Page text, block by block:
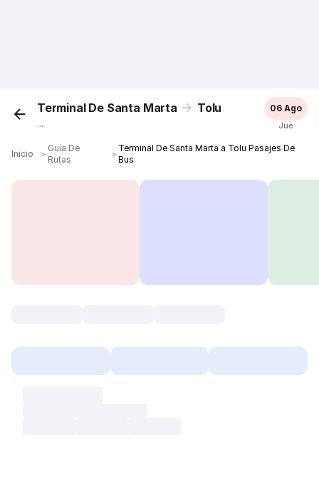
Terminal De Santa Marta Tolu
...
06 Ago
Jue
Inicio ＞
Guía De
Rutas
＞
Terminal De Santa Marta a Tolu Pasajes De
Bus